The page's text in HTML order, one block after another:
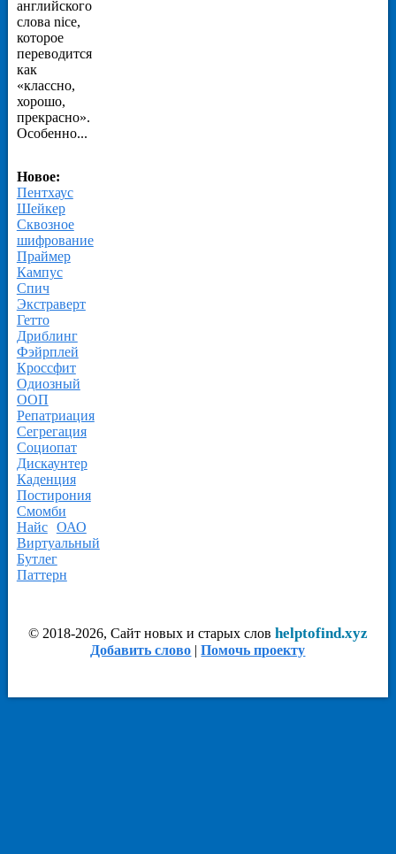
английского
слова nice,
которое
переводится
как
«классно,
хорошо,
прекрасно».
Особенно...
Новое:
Пентхаус
Шейкер
Сквозное
шифрование
Праймер
Кампус
Спич
Экстраверт
Гетто
Дриблинг
Фэйрплей
Кроссфит
Одиозный
ООП
Репатриация
Сегрегация
Социопат
Дискаунтер
Каденция
Постирония
Смомби
Найс
ОАО
Виртуальный
Бутлег
Паттерн
© 2018-2026, Сайт новых и старых слов helptofind.xyz
Добавить слово |Помочь проекту